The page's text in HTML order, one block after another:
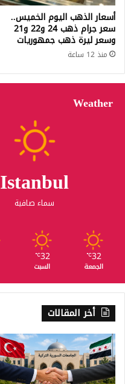
أسعار الذهب اليوم الخميس..
سعر جرام ذهب 24 و22 و21
وسعر ليرة ذهب جمهوريات
منذ 12 ساعة
Weather
Istanbul
سماء صافية
32
℃
الجمعة
32
℃
السبت
أخر المقالات